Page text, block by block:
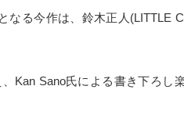
なる今作は、鈴木正人(LITTLE
Kan Sano氏による書き下ろし